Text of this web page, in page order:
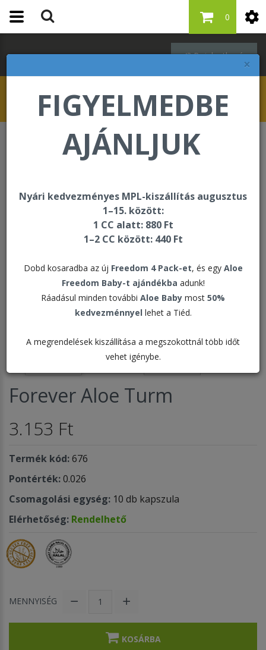
×
FIGYELMEDBE
AJÁNLJUK
Nyári kedvezményes MPL-kiszállítás augusztus
1–15. között:
1 CC alatt: 880 Ft
1–2 CC között: 440 Ft
Dobd kosaradba az új Freedom 4 Pack-et, és egy Aloe
Freedom Baby-t ajándékba adunk!
Ráadásul minden további Aloe Baby most 50%
kedvezménnyel lehet a Tiéd.
A megrendelések kiszállítása a megszokottnál több időt
vehet igénybe.
Bejelentkezés
0
Étrend-kiegészítők Forever Aloe Turm
Forever Aloe Turm
3.153 Ft
Termék kód:676
Pontérték:0.026
Csomagolási egység: 10 db kapszula
Elérhetőség: Rendelhető
MENNYISÉG
KOSÁRBA